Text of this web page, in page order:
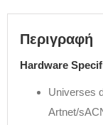
Περιγραφή
Hardware
Universes
Artnet/